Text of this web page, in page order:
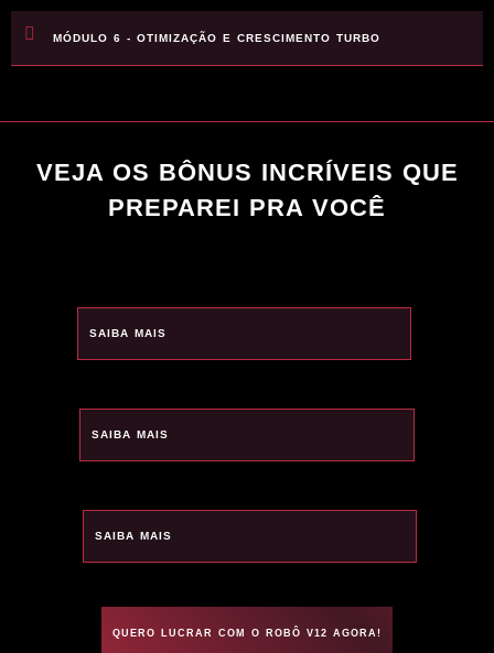
MÓDULO 6 - OTIMIZAÇÃO E CRESCIMENTO TURBO
VEJA OS BÔNUS INCRÍVEIS QUE
PREPAREI PRA VOCÊ
SAIBA MAIS
SAIBA MAIS
SAIBA MAIS
QUERO LUCRAR COM O ROBÔ V12 AGORA!